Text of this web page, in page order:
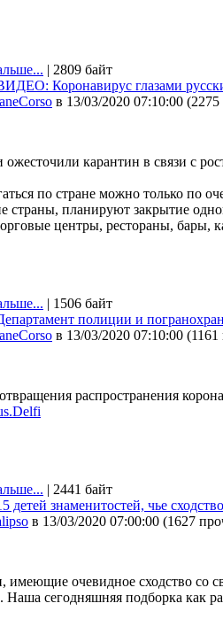
| 2809 байт
Коронавирус глазами
в 13/03/2020 07:10:00 (
карантин в связи с
по стране можно только по
страны, планируют закрытие
центры, рестораны, бары,
| 1506 байт
полиции и
в 13/03/2020 07:10:00 (1161
распространения
| 2441 байт
детей знаменитостей, чье
в 13/03/2020 07:00:00 (1627
имеющие очевидное сходство со
Наша сегодняшняя подборка как